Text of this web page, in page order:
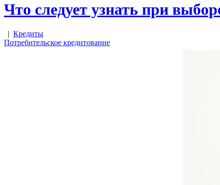
Что следует узнать при
| Кредиты
Потребительское кредитование